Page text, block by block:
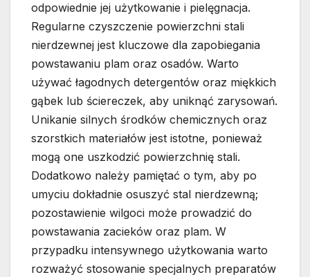
odpowiednie jej użytkowanie i pielęgnacja.
Regularne czyszczenie powierzchni stali
nierdzewnej jest kluczowe dla zapobiegania
powstawaniu plam oraz osadów. Warto
używać łagodnych detergentów oraz miękkich
gąbek lub ściereczek, aby uniknąć zarysowań.
Unikanie silnych środków chemicznych oraz
szorstkich materiałów jest istotne, ponieważ
mogą one uszkodzić powierzchnię stali.
Dodatkowo należy pamiętać o tym, aby po
umyciu dokładnie osuszyć stal nierdzewną;
pozostawienie wilgoci może prowadzić do
powstawania zacieków oraz plam. W
przypadku intensywnego użytkowania warto
rozważyć stosowanie specjalnych preparatów